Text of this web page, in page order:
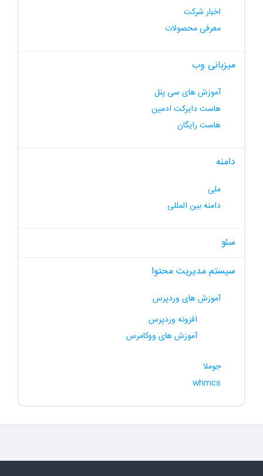
اخبار شرکت
معرفی محصولات
میزبانی وب
آموزش های سی پنل
هاست دایرکت ادمین
هاست رایگان
دامنه
ملی
دامنه بین المللی
سئو
سیستم مدیریت محتوا
آموزش های وردپرس
افزونه وردپرس
آموزش های ووکامرس
جوملا
whmcs